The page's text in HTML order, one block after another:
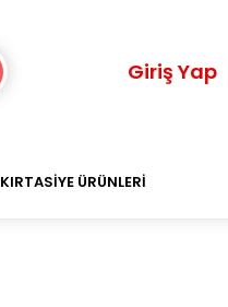
Giriş Yap
KIRTASİYE ÜRÜNLERİ